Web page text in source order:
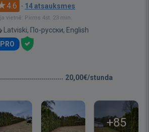
4.6 · 14 atsauksmes
vietnē: Pirms 4st. 23 min.
Latviski, По-русски, English
PRO
20,00€/stunda
+85